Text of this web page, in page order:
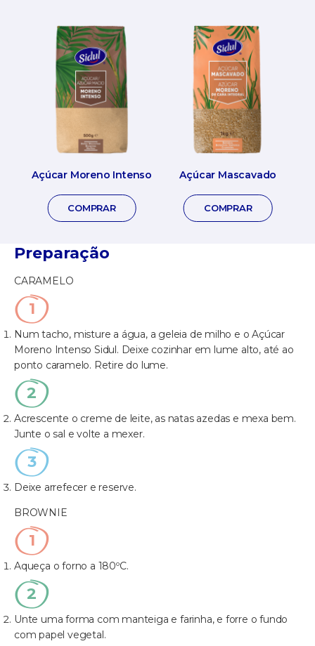
Açúcar Moreno Intenso
COMPRAR
Açúcar Mascavado
COMPRAR
Preparação
CARAMELO
Num tacho, misture a água, a geleia de milho e o Açúcar
Moreno Intenso Sidul. Deixe cozinhar em lume alto, até ao
ponto caramelo. Retire do lume.
Acrescente o creme de leite, as natas azedas e mexa bem.
Junte o sal e volte a mexer.
Deixe arrefecer e reserve.
BROWNIE
Aqueça o forno a 180ºC.
Unte uma forma com manteiga e farinha, e forre o fundo
com papel vegetal.